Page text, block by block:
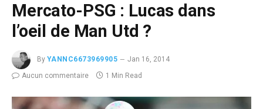
Mercato-PSG : Lucas dans
l’oeil de Man Utd ?
By YANNC6673969905
Jan 16, 2014
Aucun commentaire
1 Min Read